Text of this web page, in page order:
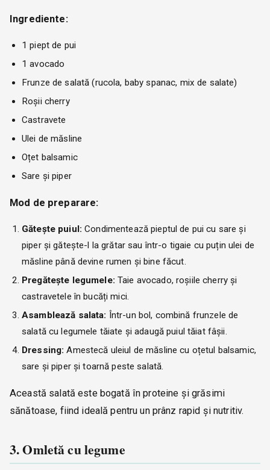
Ingrediente:
1 piept de pui
1 avocado
Frunze de salată (rucola, baby spanac, mix de salate)
Roșii cherry
Castravete
Ulei de măsline
Oțet balsamic
Sare și piper
Mod de preparare:
Gătește puiul: Condimentează pieptul de pui cu sare și
piper și gătește-l la grătar sau într-o tigaie cu puțin ulei de
măsline până devine rumen și bine făcut.
Pregătește legumele: Taie avocado, roșiile cherry și
castravetele în bucăți mici.
Asamblează salata: Într-un bol, combină frunzele de
salată cu legumele tăiate și adaugă puiul tăiat fâșii.
Dressing: Amestecă uleiul de măsline cu oțetul balsamic,
sare și piper și toarnă peste salată.
Această salată este bogată în proteine și grăsimi
sănătoase, fiind ideală pentru un prânz rapid și nutritiv.
3. Omletă cu legume